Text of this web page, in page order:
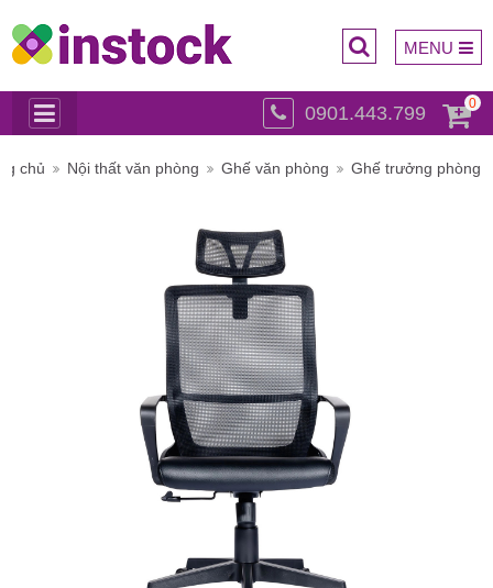
0901.443.799 0
MENU
Trụ sở
chính:
3/6D, ấp
chủ Nội thất văn phòng Ghế văn phòng Ghế trưởng phòng